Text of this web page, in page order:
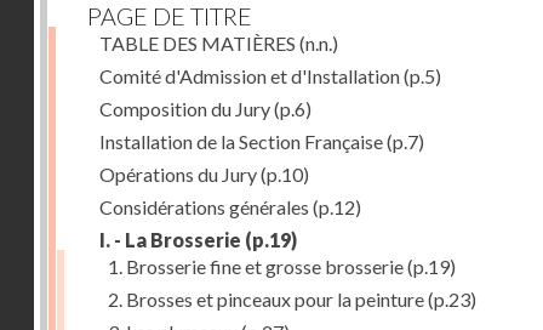
PAGE DE TITRE
TABLE DES MATIÈRES (n.n.)
Comité d'Admission et d'Installation(p.5)
Composition du Jury(p.6)
Installation de la Section Française(p.7)
Opérations du Jury(p.10)
Considérations générales (p.12)
I. - La Brosserie (p.19)
1. Brosserie fine et grosse brosserie(p.19)
2. Brosses et pinceaux pour la peinture(p.23)